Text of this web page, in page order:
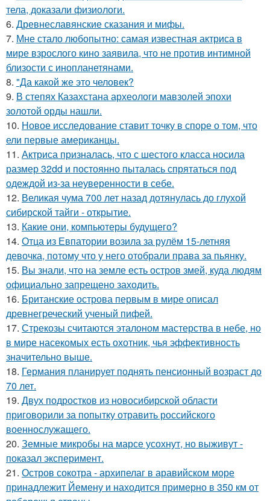
тела, доказали физиологи.
6. Древнеславянские сказания и мифы.
7. Мне стало любопытно: самая известная актриса в
мире взрослого кино заявила, что не против интимной
близости с инопланетянами.
8. "Да какой же это человек?
9. В степях Казахстана археологи мавзолей эпохи
золотой орды нашли.
10. Новое исследование ставит точку в споре о том, что
ели первые американцы.
11. Актриса призналась, что с шестого класса носила
размер 32dd и постоянно пыталась спрятаться под
одеждой из-за неуверенности в себе.
12. Великая чума 700 лет назад дотянулась до глухой
сибирской тайги - открытие.
13. Какие они, компьютеры будущего?
14. Отца из Евпатории возила за рулём 15-летняя
девочка, потому что у него отобрали права за пьянку.
15. Вы знали, что на земле есть остров змей, куда людям
официально запрещено заходить.
16. Британские острова первым в мире описал
древнегреческий ученый пифей.
17. Стрекозы считаются эталоном мастерства в небе, но
в мире насекомых есть охотник, чья эффективность
значительно выше.
18. Германия планирует поднять пенсионный возраст до
70 лет.
19. Двух подростков из новосибирской области
приговорили за попытку отравить российского
военнослужащего.
20. Земные микробы на марсе усохнут, но выживут -
показал эксперимент.
21. Остров сокотра - архипелаг в аравийском море
принадлежит Йемену и находится примерно в 350 км от